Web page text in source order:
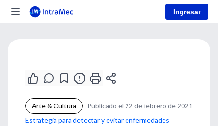
Ingresar
Arte & Cultura
Publicado el 22 de febrero de 2021
Estrategia para detectar y evitar enfermedades